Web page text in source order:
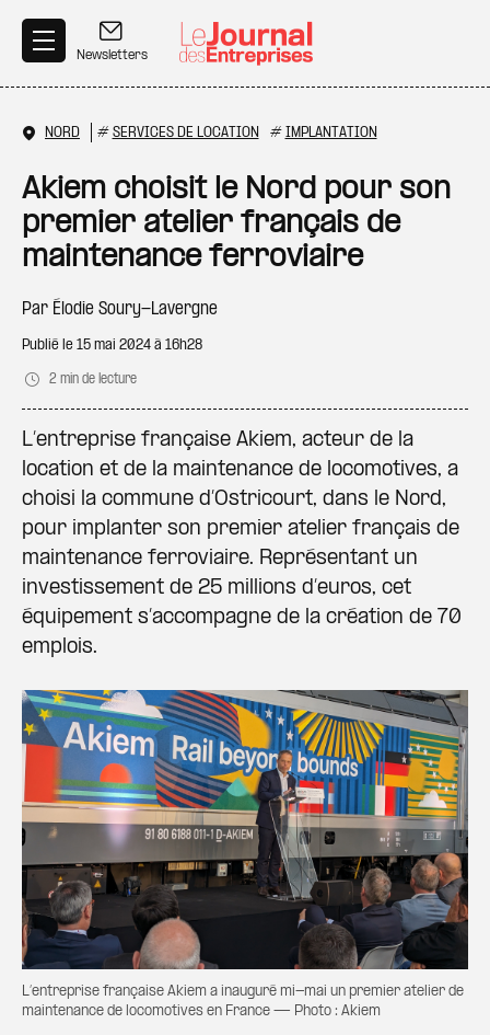
Newsletters
NORD # SERVICES DE LOCATION # IMPLANTATION
Akiem choisit le Nord pour son
premier atelier français de
maintenance ferroviaire
Par Élodie Soury-Lavergne
Publié le 15 mai 2024 à 16h28
2 min de lecture
L’entreprise française Akiem, acteur de la
location et de la maintenance de locomotives, a
choisi la commune d’Ostricourt, dans le Nord,
pour implanter son premier atelier français de
maintenance ferroviaire. Représentant un
investissement de 25 millions d’euros, cet
équipement s’accompagne de la création de 70
emplois.
L’entreprise française Akiem a inauguré mi-mai un premier atelier de
maintenance de locomotives en France — Photo : Akiem